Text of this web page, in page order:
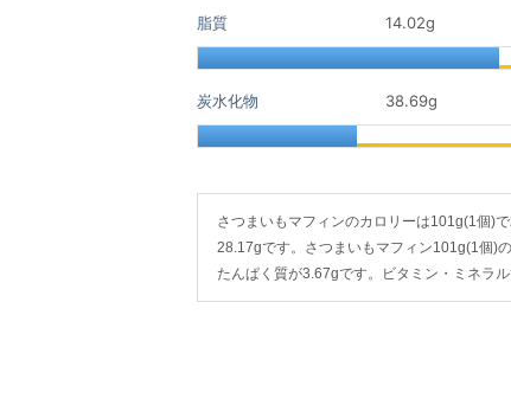
脂質 14.02g
炭水化物 38.69g
さつまいもマフィンのカロリーは101g(1個)
28.17gです。さつまいもマフィン101g(1個)
たんぱく質が3.67gです。ビタミン・ミネラ